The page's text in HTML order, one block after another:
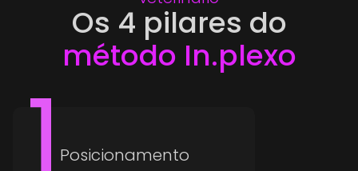
Os 4 pilares do
método In.plexo
Posicionamento